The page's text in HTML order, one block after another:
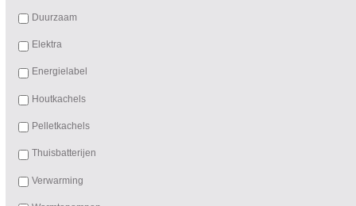
Duurzaam
Elektra
Energielabel
Houtkachels
Pelletkachels
Thuisbatterijen
Verwarming